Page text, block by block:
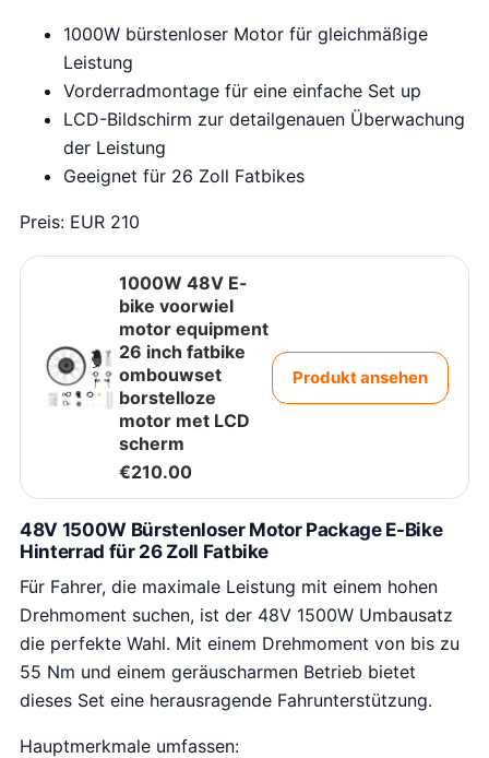
1000W bürstenloser Motor für gleichmäßige
Leistung
Vorderradmontage für eine einfache Set up
LCD-Bildschirm zur detailgenauen Überwachung
der Leistung
Geeignet für 26 Zoll Fatbikes
Preis: EUR 210
1000W 48V E-
bike voorwiel
motor equipment
26 inch fatbike
ombouwset
borstelloze
motor met LCD
scherm
€210.00
Produkt ansehen
48V 1500W Bürstenloser Motor Package E-Bike
Hinterrad für 26 Zoll Fatbike
Für Fahrer, die maximale Leistung mit einem hohen
Drehmoment suchen, ist der 48V 1500W Umbausatz
die perfekte Wahl. Mit einem Drehmoment von bis zu
55 Nm und einem geräuscharmen Betrieb bietet
dieses Set eine herausragende Fahrunterstützung.
Hauptmerkmale umfassen: